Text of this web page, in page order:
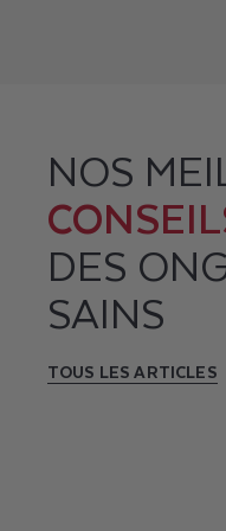
NOS
DES
SAINS
TOUS LES ARTICLES